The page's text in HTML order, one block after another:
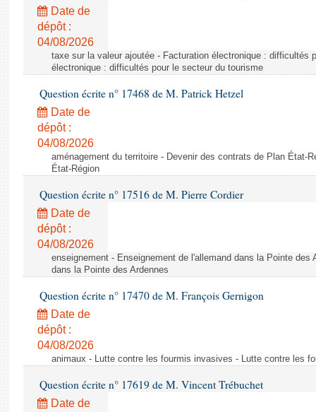
Date de
dépôt :
04/08/2026
taxe sur la valeur ajoutée - Facturation électronique : difficultés
électronique : difficultés pour le secteur du tourisme
Question écrite n° 17468 de M. Patrick Hetzel
Date de
dépôt :
04/08/2026
aménagement du territoire - Devenir des contrats de Plan État-
État-Région
Question écrite n° 17516 de M. Pierre Cordier
Date de
dépôt :
04/08/2026
enseignement - Enseignement de l'allemand dans la Pointe des
dans la Pointe des Ardennes
Question écrite n° 17470 de M. François Gernigon
Date de
dépôt :
04/08/2026
animaux - Lutte contre les fourmis invasives - Lutte contre les
Question écrite n° 17619 de M. Vincent Trébuchet
Date de